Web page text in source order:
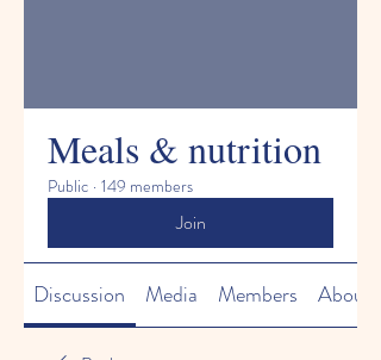
Meals & nutrition
Public · 149 members
Join
Discussion Media Members About